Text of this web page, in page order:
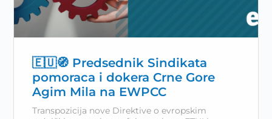
🇪🇺🧭 Predsednik Sindikata
pomoraca i dokera Crne Gore
Agim Mila na EWPCC
Transpozicija nove Direktive o evropskim